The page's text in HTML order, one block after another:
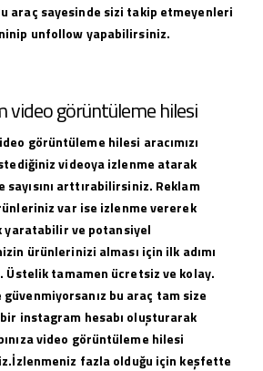
araç sayesinde sizi takip etmeyenleri
unfollow yapabilirsiniz.
video görüntüleme hilesi
görüntüleme hilesi aracımızı
videoya izlenme atarak
sayısını arttırabilirsiniz. Reklam
var ise izlenme vererek
ve potansiyel
ürünlerinizi alması için ilk adımı
tamamen ücretsiz ve kolay.
bu araç tam size
instagram hesabı oluşturarak
video görüntüleme hilesi
fazla olduğu için keşfette